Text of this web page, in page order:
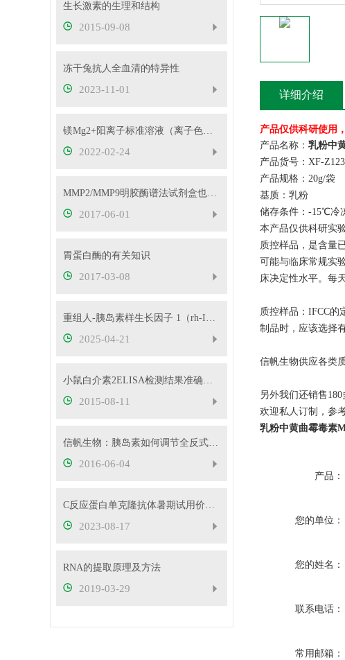
生长激素的生理和结构
2015-09-08
冻干兔抗人全血清的特异性
2023-11-01
镁Mg2+阳离子标准溶液（离子色谱用）-信帆供应！
2022-02-24
MMP2/MMP9明胶酶谱法试剂盒也太好用了吧
2017-06-01
胃蛋白酶的有关知识
2017-03-08
重组人-胰岛素样生长因子 1（rh-IGF-1）
2025-04-21
小鼠白介素2ELISA检测结果准确的必要条件
2015-08-11
信帆生物：胰岛素如何调节全反式维甲酸合成
2016-06-04
C反应蛋白单克隆抗体暑期试用价，买一送一
2023-08-17
RNA的提取原理及方法
2019-03-29
详细介绍
产品仅供科研使用
产品名称： 乳粉中
产品货号：XF-
产品规格：20g/袋
基质：乳粉
储存条件：-15℃冷
本产品仅供科研实
质控样品，是含量
可能与临床常规实
床决定性水平。每
质控样品：IFCC的
制品时，应该选择
信帆生物供应各类
另外我们还销售
欢迎私人订制，参
乳粉中黄曲霉毒素
产品：
您的单位：
您的姓名：
联系电话：
常用邮箱：